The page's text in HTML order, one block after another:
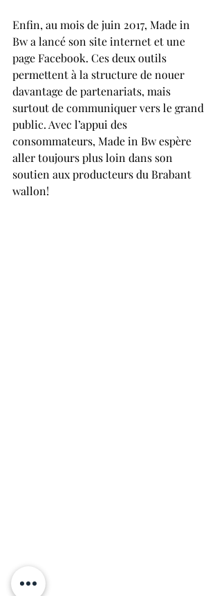
Enfin, au mois de juin 2017, Made in
Bw a lancé son site internet et une
page Facebook. Ces deux outils
permettent à la structure de nouer
davantage de partenariats, mais
surtout de communiquer vers le grand
public. Avec l’appui des
consommateurs, Made in Bw espère
aller toujours plus loin dans son
soutien aux producteurs du Brabant
wallon!